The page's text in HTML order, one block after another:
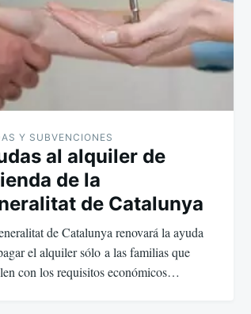
Y SUBVENCIONES
al alquiler de
de la
de Catalunya
de Catalunya renovará la ayuda
el alquiler sólo a las familias que
con los requisitos económicos…